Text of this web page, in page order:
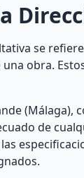
se
una obra.
de